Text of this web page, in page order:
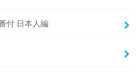
付 日本人編